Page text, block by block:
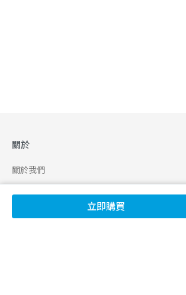
立即購買
關於
關於我們
合作申請